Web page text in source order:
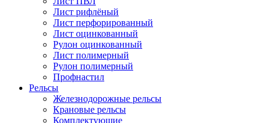
Лист рифлёный
Лист перфорированный
Лист оцинкованный
Рулон оцинкованный
Лист полимерный
Рулон полимерный
Профнастил
Рельсы
Железнодорожные рельсы
Крановые рельсы
Комплектующие